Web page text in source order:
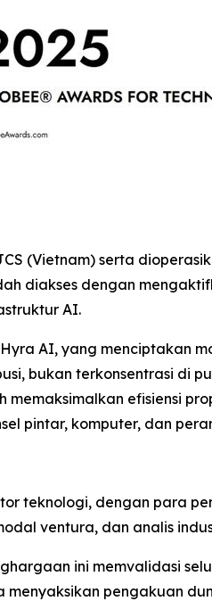
(Vietnam) serta
diakses dengan
AI.
AI, yang menciptakan
bukan terkonsentrasi di
efisiensi
pintar, komputer, dan
teknologi, dengan para
ventura, dan analis
ini memvalidasi
pengakuan